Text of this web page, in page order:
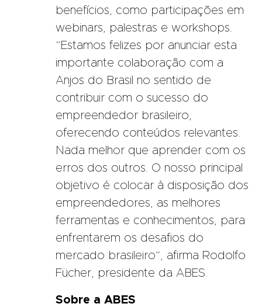
benefícios, como participações em
webinars, palestras e workshops.
“Estamos felizes por anunciar esta
importante colaboração com a
Anjos do Brasil no sentido de
contribuir com o sucesso do
empreendedor brasileiro,
oferecendo conteúdos relevantes.
Nada melhor que aprender com os
erros dos outros. O nosso principal
objetivo é colocar à disposição dos
empreendedores, as melhores
ferramentas e conhecimentos, para
enfrentarem os desafios do
mercado brasileiro”, afirma Rodolfo
Fücher, presidente da ABES.
Sobre a ABES